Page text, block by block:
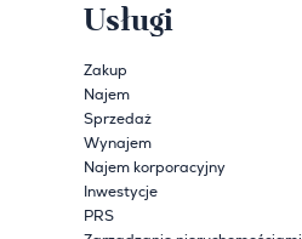
Usługi
Zakup
Najem
Sprzedaż
Wynajem
Najem korporacyjny
Inwestycje
PRS